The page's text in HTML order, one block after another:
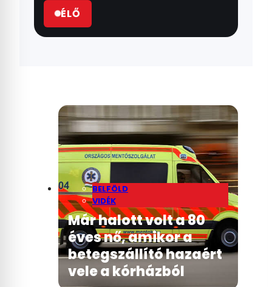
ÉLŐ
BELFÖLD
VIDÉK
Már halott volt a 80
éves nő, amikor a
betegszállító hazaért
vele a kórházból